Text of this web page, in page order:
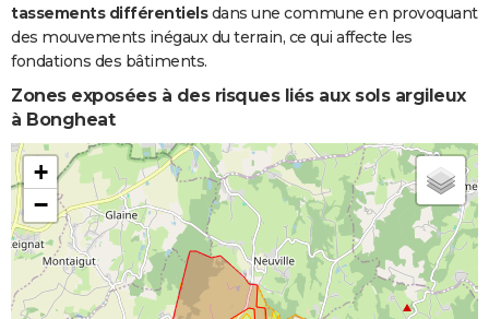
tassements différentielsdans une commune en provoquant
des mouvements inégaux du terrain, ce qui affecte les
fondations des bâtiments.
Zones exposées à des risques liés aux sols argileux
à Bongheat
+
−